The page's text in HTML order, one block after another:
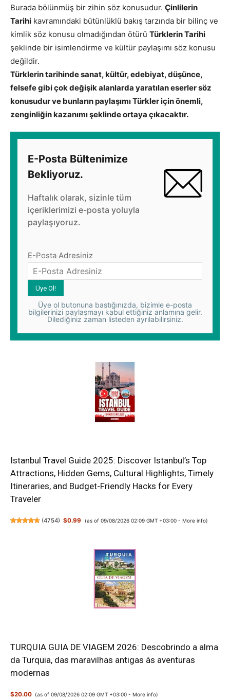
Burada bölünmüş bir zihin söz konusudur. Çinlilerin
Tarihi kavramındaki bütünlüklü bakış tarzında bir bilinç ve
kimlik söz konusu olmadığından ötürü Türklerin Tarihi
şeklinde bir isimlendirme ve kültür paylaşımı söz konusu
değildir.
Türklerin tarihinde sanat, kültür, edebiyat, düşünce,
felsefe gibi çok değişik alanlarda yaratılan eserler söz
konusudur ve bunların paylaşımı Türkler için önemli,
zenginliğin kazanımı şeklinde ortaya çıkacaktır.
E-Posta Bültenimize
Bekliyoruz.
Haftalık olarak, sizinle tüm
içeriklerimizi e-posta yoluyla
paylaşıyoruz.
E-Posta Adresiniz
Üye ol butonuna bastığınızda, bizimle e-posta
bilgilerinizi paylaşmayı kabul ettiğiniz anlamına gelir.
Dilediğiniz zaman listeden ayrılabilirsiniz.
Istanbul Travel Guide 2025: Discover Istanbul’s Top
Attractions, Hidden Gems, Cultural Highlights, Timely
Itineraries, and Budget-Friendly Hacks for Every
Traveler
(4754) $0.99 (as of 09/08/2026 02:09 GMT +03:00 - More info)
TURQUIA GUIA DE VIAGEM 2026: Descobrindo a alma
da Turquia, das maravilhas antigas às aventuras
modernas
$20.00 (as of 09/08/2026 02:09 GMT +03:00 -More info)